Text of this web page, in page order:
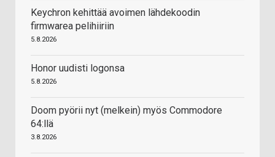
Keychron kehittää avoimen lähdekoodin
firmwarea pelihiiriin
5.8.2026
Honor uudisti logonsa
5.8.2026
Doom pyörii nyt (melkein) myös Commodore
64:llä
3.8.2026